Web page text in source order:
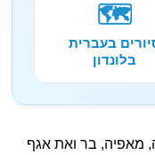
🗺️
בעברית
בלונדון
מאפיה, בר ואת אגף